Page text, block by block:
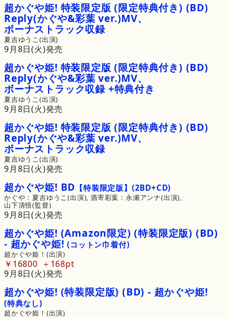
超かぐや姫! 特装限定版 (限定特典付き) (BD)
Reply(かぐや&彩葉 ver.)MV、
ボーナストラック収録
夏吉ゆうこ(出演)
9月8日(火)発売
超かぐや姫! 特装限定版 (限定特典付き) (BD)
Reply(かぐや&彩葉 ver.)MV、
ボーナストラック収録 +特典付き
夏吉ゆうこ(出演)
9月8日(火)発売
超かぐや姫! 特装限定版 (限定特典付き) (BD)
Reply(かぐや&彩葉 ver.)MV、
ボーナストラック収録
夏吉ゆうこ(出演)
9月8日(火)発売
超かぐや姫! BD 【特装限定版】 (2BD+CD)
かぐや：夏吉ゆうこ(出演), 酒寄彩葉：永瀬アンナ(出演),
山下清悟(監督)
9月8日(火)発売
超かぐや姫! (Amazon限定) (特装限定版) (BD)
- 超かぐや姫! (コットン巾着付)
超かぐや姫！(出演)
￥16800
168pt
9月8日(火)発売
超かぐや姫! (特装限定版) (BD) - 超かぐや姫!
(特典なし)
超かぐや姫！(出演)